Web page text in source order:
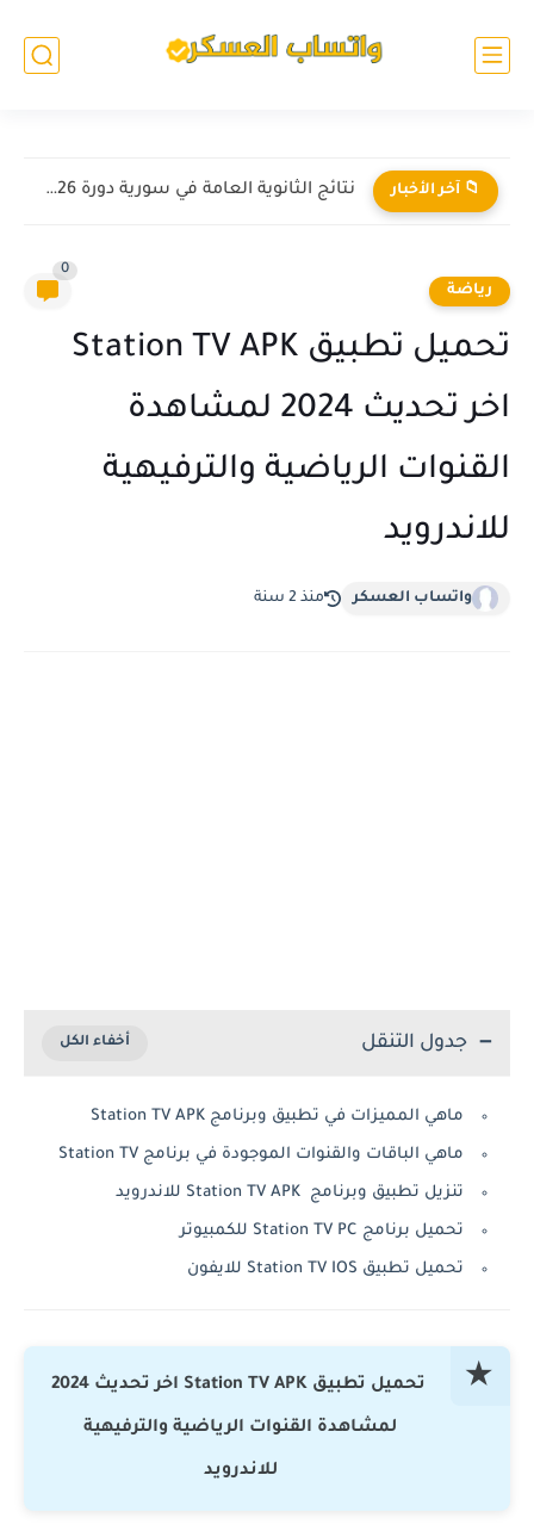
📁 آخر الأخبار نتائج الثانوية العامة في سورية دورة 2026 بالاسم ورقم الاكتتاب
رياضة
0
تحميل تطبيق Station TV APK
اخر تحديث 2024 لمشاهدة
القنوات الرياضية والترفيهية
للاندرويد
واتساب العسكر منذ 2 سنة
جدول التنقل
ماهي المميزات في تطبيق وبرنامج Station TV APK
ماهي الباقات والقنوات الموجودة في برنامج Station TV
تنزيل تطبيق وبرنامج Station TV APK للاندرويد
تحميل برنامج Station TV PC للكمبيوتر
تحميل تطبيق Station TV IOS للايفون
تحميل تطبيق Station TV APK اخر تحديث 2024
لمشاهدة القنوات الرياضية والترفيهية
للاندرويد